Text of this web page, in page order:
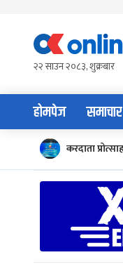
content२२ साउन २०८३, शुक्रबार
होमपेज समाचार
करदाता